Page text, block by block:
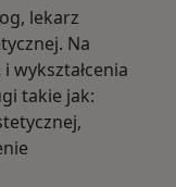
lekarz
Na
wykształcenia
takie jak: